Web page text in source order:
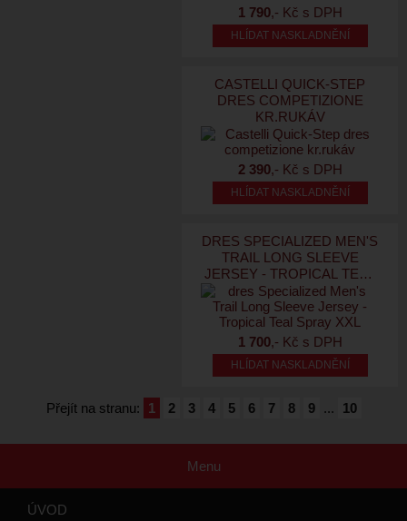
1 790,- Kč s DPH
HLÍDAT NASKLADNĚNÍ
CASTELLI QUICK-STEP
DRES COMPETIZIONE
KR.RUKÁV
2 390,- Kč s DPH
HLÍDAT NASKLADNĚNÍ
DRES SPECIALIZED MEN'S
TRAIL LONG SLEEVE
JERSEY - TROPICAL TEAL
SPRAY XXL
1 700,- Kč s DPH
HLÍDAT NASKLADNĚNÍ
Přejít na stranu: 1 2 3 4 5 6 7 8 9 ... 10
Menu
ÚVOD